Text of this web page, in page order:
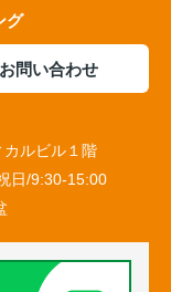
グ
問い合わせ
ルビル１階
日/9:30-15:00